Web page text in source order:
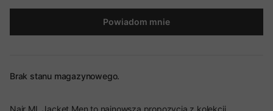
Powiadom mnie
Brak stanu magazynowego.
Nair ML Jacket Men to najnowsza propozycja z kolekcji